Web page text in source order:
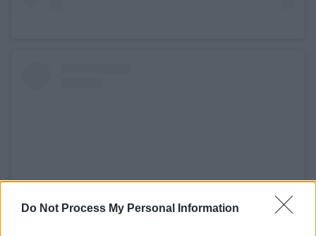
Do Not Process My Personal Information